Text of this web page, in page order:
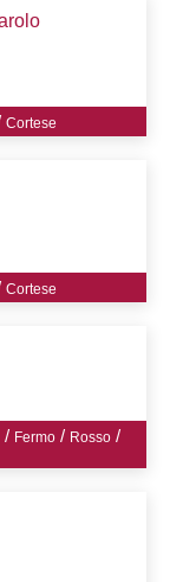
Cortese
Cortese
/ Fermo / Rosso /